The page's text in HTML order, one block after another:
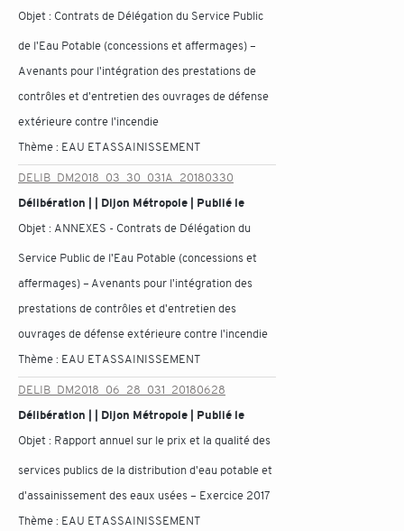
Objet : Contrats de Délégation du Service Public
de l'Eau Potable (concessions et affermages) –
Avenants pour l'intégration des prestations de
contrôles et d'entretien des ouvrages de défense
extérieure contre l'incendie
Thème : EAU ET ASSAINISSEMENT
DELIB_DM2018_03_30_031A_20180330
Délibération | | Dijon Métropole | Publié le
Objet : ANNEXES - Contrats de Délégation du
Service Public de l'Eau Potable (concessions et
affermages) – Avenants pour l'intégration des
prestations de contrôles et d'entretien des
ouvrages de défense extérieure contre l'incendie
Thème : EAU ET ASSAINISSEMENT
DELIB_DM2018_06_28_031_20180628
Délibération | | Dijon Métropole | Publié le
Objet : Rapport annuel sur le prix et la qualité des
services publics de la distribution d'eau potable et
d'assainissement des eaux usées – Exercice 2017
Thème : EAU ET ASSAINISSEMENT